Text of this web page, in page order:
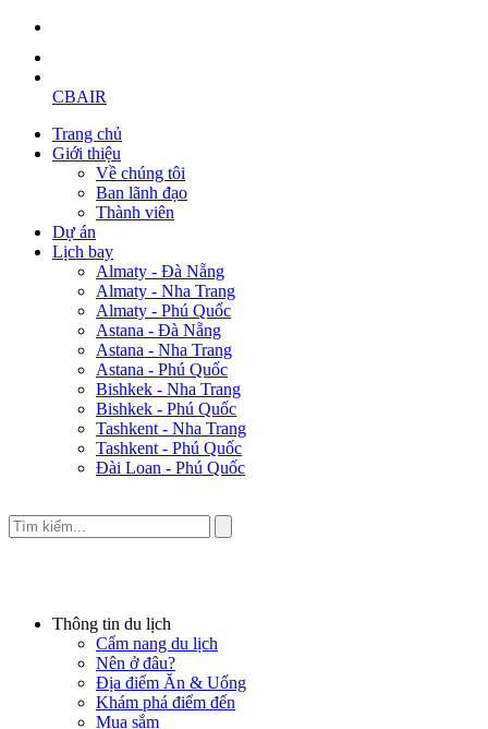
CBAIR
Trang chủ
Giới thiệu
Về chúng tôi
Ban lãnh đạo
Thành viên
Dự án
Lịch bay
Almaty - Đà Nẵng
Almaty - Nha Trang
Almaty - Phú Quốc
Astana - Đà Nẵng
Astana - Nha Trang
Astana - Phú Quốc
Bishkek - Nha Trang
Bishkek - Phú Quốc
Tashkent - Nha Trang
Tashkent - Phú Quốc
Đài Loan - Phú Quốc
Thông tin du lịch
Cẩm nang du lịch
Nên ở đâu?
Địa điểm Ăn & Uống
Khám phá điểm đến
Mua sắm